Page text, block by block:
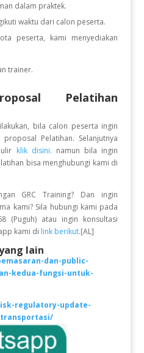
dalam praktek.
waktu dari calon peserta.
peserta, kami menyediakan
trainer.
Pelatihan
bila calon peserta ingin
Pelatihan. Selanjutnya
klik disini. namun bila ingin
bisa menghubungi kami di
GRC Training? Dan ingin
kami? Sila hubungi kami pada
(Puguh) atau ingin konsultasi
kami di link berikut.[AL]
lain
dan-public-
kedua-fungsi-untuk-
regulatory-update-